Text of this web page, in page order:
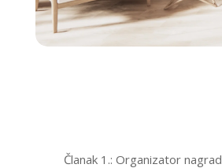
Članak 1.: Organizator